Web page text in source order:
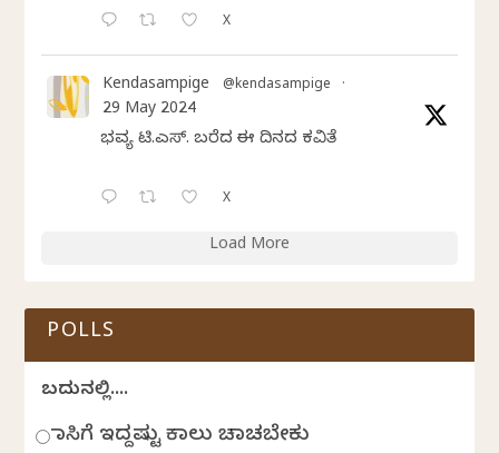
X
Kendasampige @kendasampige ·
29 May 2024
ಭವ್ಯ ಟಿ.ಎಸ್. ಬರೆದ ಈ ದಿನದ ಕವಿತೆ
X
Load More
POLLS
ಬದುಕಿನಲ್ಲಿ....
ಹಾಸಿಗೆ ಇದ್ದಷ್ಟು ಕಾಲು ಚಾಚಬೇಕು